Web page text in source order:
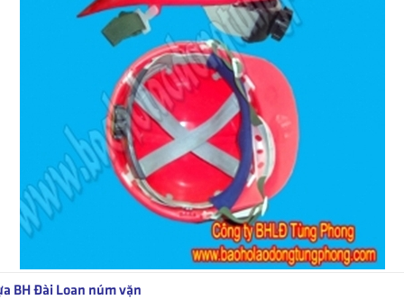
BH Đài Loan núm vặn